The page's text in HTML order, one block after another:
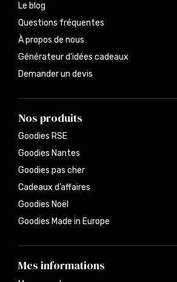
Le blog
Questions fréquentes
À propos de nous
Générateur d’idées cadeaux
Demander un devis
Nos produits
Goodies RSE
Goodies Nantes
Goodies pas cher
Cadeaux d’affaires
Goodies Noël
Goodies Made in Europe
Mes informations